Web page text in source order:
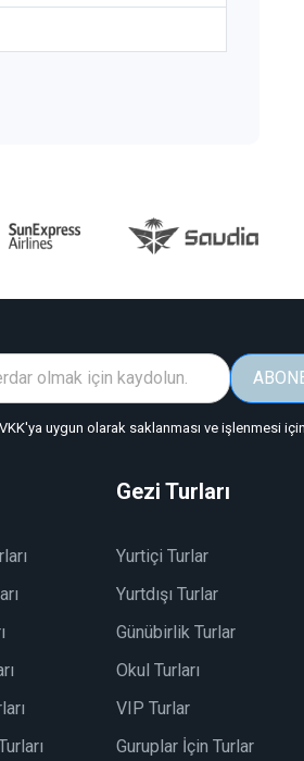
uygun olarak saklanması ve işlenmesi
Gezi Turları
Yurtiçi Turlar
Yurtdışı Turlar
Günübirlik Turlar
Okul Turları
VIP Turlar
Guruplar İçin Turlar